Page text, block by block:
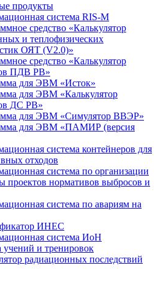
продукты
система RIS-M
средство «Калькулятор
и теплофизических
ОЯТ (V2.0)»
средство «Калькулятор
ПДВ РВ»
для ЭВМ «Исток»
для ЭВМ «Калькулятор
ДС РВ»
для ЭВМ «Симулятор ВВЭР»
для ЭВМ «ПАМИР (версия
система контейнеров для
отходов
система по организации
проектов нормативов выбросов и
система по авариям на
ИНЕС
система ИоН
учений и тренировок
радиационных последствий